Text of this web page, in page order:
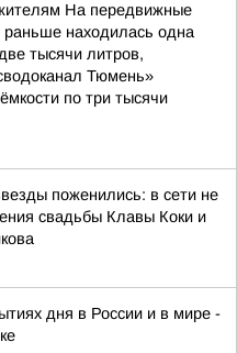
На передвижные
находилась одна
тысячи литров,
Тюмень»
по три тысячи
поженились: в сети не
свадьбы Клавы Коки и
дня в России и в мире -